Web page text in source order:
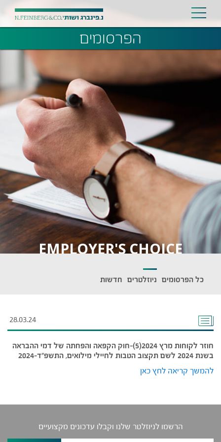
הפרסומים
EMPLOYER'S CHOICE
כל הפרסומים ניוזלטרים חדשות
28.03.24
חוזר לקוחות מרץ 2024(5)-חוק הקפאה והפחתה של דמי ההבראה
בשנת 2024 לשם תקצוב הטבות לחיילי מילואים, התשפ"ד-2024
להמשך קריאה לחץ כאן
הרשמו לניוזלטר שלנו וקבלו עדכונים מקצועיים